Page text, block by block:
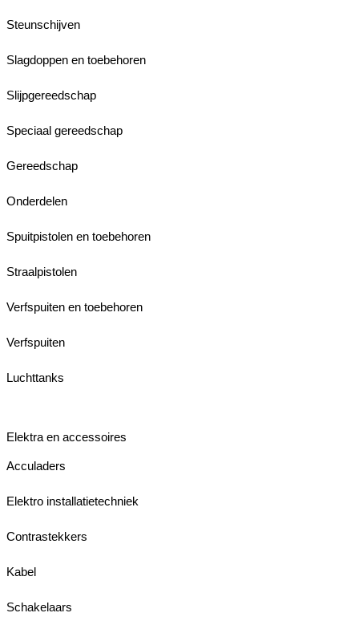
Steunschijven
Slagdoppen en toebehoren
Slijpgereedschap
Speciaal gereedschap
Gereedschap
Onderdelen
Spuitpistolen en toebehoren
Straalpistolen
Verfspuiten en toebehoren
Verfspuiten
Luchttanks
Elektra en accessoires
Acculaders
Elektro installatietechniek
Contrastekkers
Kabel
Schakelaars